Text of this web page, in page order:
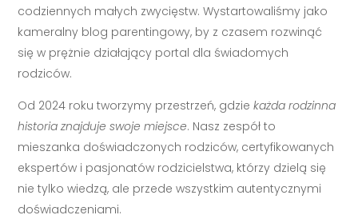
codziennych małych zwycięstw. Wystartowaliśmy jako
kameralny blog parentingowy, by z czasem rozwinąć
się w prężnie działający portal dla świadomych
rodziców.
Od 2024 roku tworzymy przestrzeń, gdziekażda rodzinna
historia znajduje swoje miejsce. Nasz zespół to
mieszanka doświadczonych rodziców, certyfikowanych
ekspertów i pasjonatów rodzicielstwa, którzy dzielą się
nie tylko wiedzą, ale przede wszystkim autentycznymi
doświadczeniami.